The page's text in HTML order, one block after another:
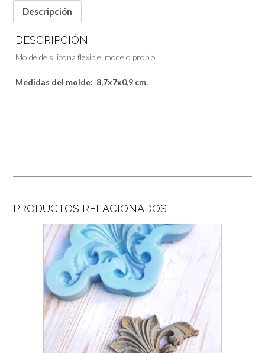
Descripción
DESCRIPCIÓN
Molde de silicona flexible, modelo propio
Medidas del molde: 8,7x7x0,9 cm.
PRODUCTOS RELACIONADOS